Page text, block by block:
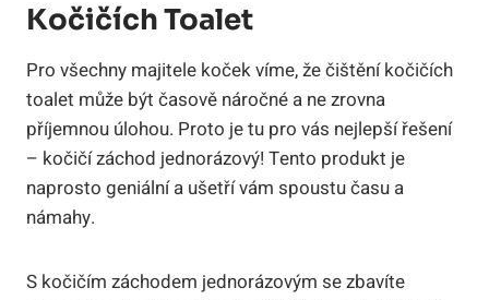
Kočičích Toalet
Pro všechny majitele koček víme, že čištění kočičích
toalet může být časově náročné a ne zrovna
příjemnou úlohou. Proto je tu pro vás nejlepší řešení
– kočičí záchod jednorázový! Tento produkt je
naprosto geniální a ušetří vám spoustu času a
námahy.
S kočičím záchodem jednorázovým se zbavíte